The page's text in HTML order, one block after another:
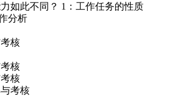
如此不同？ 1：工作任务的性质
分析
核
核
核
考核